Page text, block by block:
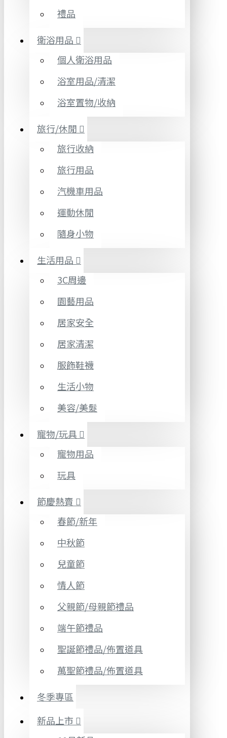
禮品
衛浴用品
個人衛浴用品
浴室用品/清潔
浴室置物/收納
旅行/休閒
旅行收納
旅行用品
汽機車用品
運動休閒
隨身小物
生活用品
3C周邊
園藝用品
居家安全
居家清潔
服飾鞋襪
生活小物
美容/美髮
寵物/玩具
寵物用品
玩具
節慶熱賣
春節/新年
中秋節
兒童節
情人節
父親節/母親節禮品
端午節禮品
聖誕節禮品/佈置道具
萬聖節禮品/佈置道具
冬季專區
新品上市